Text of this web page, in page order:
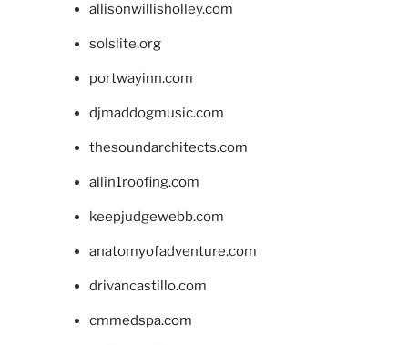
allisonwillisholley.com
solslite.org
portwayinn.com
djmaddogmusic.com
thesoundarchitects.com
allin1roofing.com
keepjudgewebb.com
anatomyofadventure.com
drivancastillo.com
cmmedspa.com